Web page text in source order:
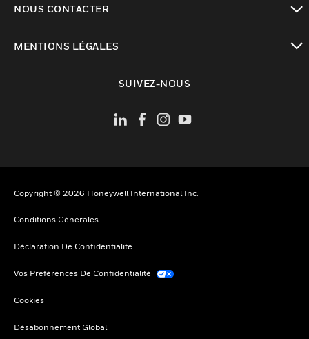
NOUS CONTACTER
MENTIONS LÉGALES
SUIVEZ-NOUS
Copyright © 2026 Honeywell International Inc.
Conditions Générales
Déclaration De Confidentialité
Vos Préférences De Confidentialité
Cookies
Désabonnement Global